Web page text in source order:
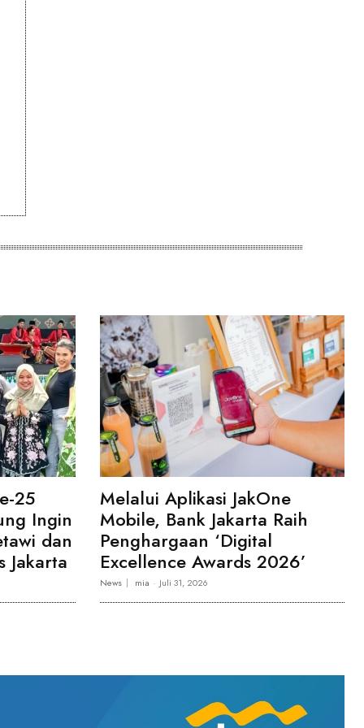
25
Ingin
dan
Jakarta
Melalui Aplikasi JakOne
Mobile, Bank Jakarta Raih
Penghargaan ‘Digital
Excellence Awards 2026’
News mia - Juli 31, 2026